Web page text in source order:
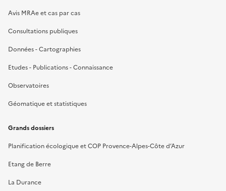
Avis MRAe et cas par cas
Consultations publiques
Données - Cartographies
Etudes - Publications - Connaissance
Observatoires
Géomatique et statistiques
Grands dossiers
Planification écologique et COP Provence-Alpes-Côte d’Azur
Etang de Berre
La Durance